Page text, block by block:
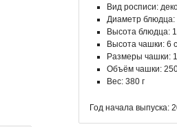
Вид росписи:
Диаметр блюдца:
Высота блюдца:
Высота чашки: 6
Размеры чашки:
Объём чашки:
Вес: 380 г
Год начала выпуска: